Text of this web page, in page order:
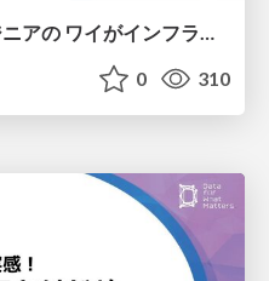
え？フロントエンドエンジニアの ワイがインフラも！？
0 310